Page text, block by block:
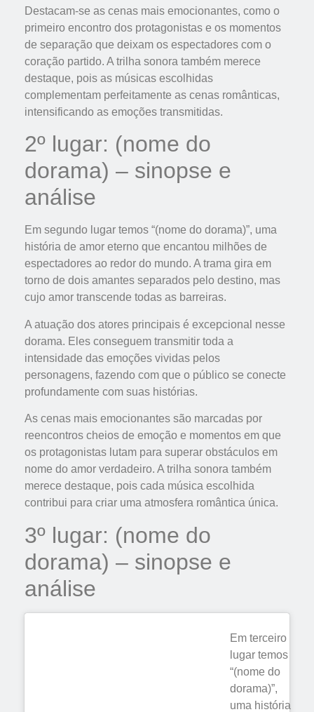
Destacam-se as cenas mais emocionantes, como o
primeiro encontro dos protagonistas e os momentos
de separação que deixam os espectadores com o
coração partido. A trilha sonora também merece
destaque, pois as músicas escolhidas
complementam perfeitamente as cenas românticas,
intensificando as emoções transmitidas.
2º lugar: (nome do
dorama) – sinopse e
análise
Em segundo lugar temos “(nome do dorama)”, uma
história de amor eterno que encantou milhões de
espectadores ao redor do mundo. A trama gira em
torno de dois amantes separados pelo destino, mas
cujo amor transcende todas as barreiras.
A atuação dos atores principais é excepcional nesse
dorama. Eles conseguem transmitir toda a
intensidade das emoções vividas pelos
personagens, fazendo com que o público se conecte
profundamente com suas histórias.
As cenas mais emocionantes são marcadas por
reencontros cheios de emoção e momentos em que
os protagonistas lutam para superar obstáculos em
nome do amor verdadeiro. A trilha sonora também
merece destaque, pois cada música escolhida
contribui para criar uma atmosfera romântica única.
3º lugar: (nome do
dorama) – sinopse e
análise
Em terceiro
lugar temos
“(nome do
dorama)”,
uma história